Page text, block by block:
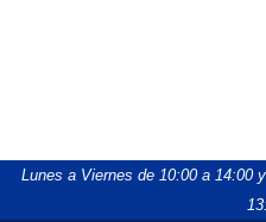
Lunes a Viernes de 10:00 a 14:00